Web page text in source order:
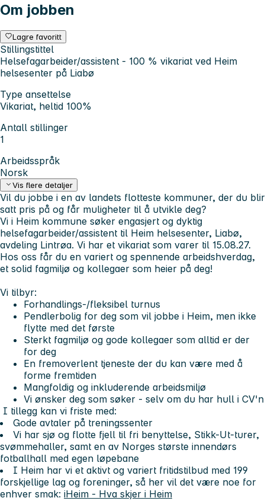
Om jobben
Lagre favoritt
Stillingstittel
Helsefagarbeider/assistent - 100 % vikariat ved Heim
helsesenter på Liabø
Type ansettelse
Vikariat, heltid 100%
Antall stillinger
1
Arbeidsspråk
Norsk
Vis flere detaljer
Vil du jobbe i en av landets flotteste kommuner, der du blir
satt pris på og får muligheter til å utvikle deg?
Vi i Heim kommune søker engasjert og dyktig
helsefagarbeider/assistent til Heim helsesenter, Liabø,
avdeling Lintrøa. Vi har et vikariat som varer til 15.08.27.
Hos oss får du en variert og spennende arbeidshverdag,
et solid fagmiljø og kollegaer som heier på deg!
Vi tilbyr:
Forhandlings-/fleksibel turnus
Pendlerbolig for deg som vil jobbe i Heim, men ikke
flytte med det første
Sterkt fagmiljø og gode kollegaer som alltid er der
for deg
En fremoverlent tjeneste der du kan være med å
forme fremtiden
Mangfoldig og inkluderende arbeidsmiljø
Vi ønsker deg som søker - selv om du har hull i CV'n
I tillegg kan vi friste med:
Gode avtaler på treningssenter
Vi har sjø og flotte fjell til fri benyttelse, Stikk-Ut-turer,
svømmehaller, samt en av Norges største innendørs
fotballhall med egen løpebane
I Heim har vi et aktivt og variert fritidstilbud med 199
forskjellige lag og foreninger, så her vil det være noe for
enhver smak: iHeim - Hva skjer i Heim